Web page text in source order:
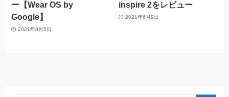
ー【Wear OS by
Google】
2021年8月5日
inspire 2をレビュー
2021年6月9日